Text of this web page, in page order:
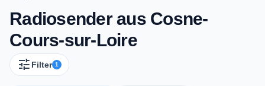
Radiosender aus Cosne-
Cours-sur-Loire
tune Filter 1